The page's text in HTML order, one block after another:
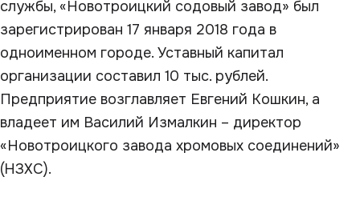
службы, «Новотроицкий содовый завод» был
зарегистрирован 17 января 2018 года в
одноименном городе. Уставный капитал
организации составил 10 тыс. рублей.
Предприятие возглавляет Евгений Кошкин, а
владеет им Василий Измалкин – директор
«Новотроицкого завода хромовых соединений»
(НЗХС).